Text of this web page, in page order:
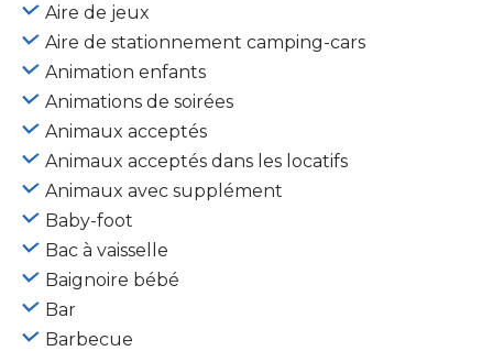
Aire de jeux
Aire de stationnement camping-cars
Animation enfants
Animations de soirées
Animaux acceptés
Animaux acceptés dans les locatifs
Animaux avec supplément
Baby-foot
Bac à vaisselle
Baignoire bébé
Bar
Barbecue